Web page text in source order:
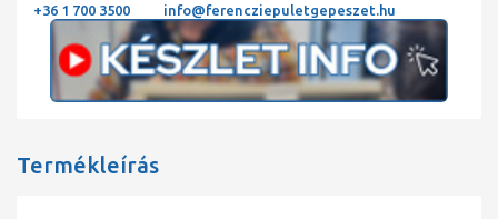
+36 1 700 3500 info@ferencziepuletgepeszet.hu
Termékleírás